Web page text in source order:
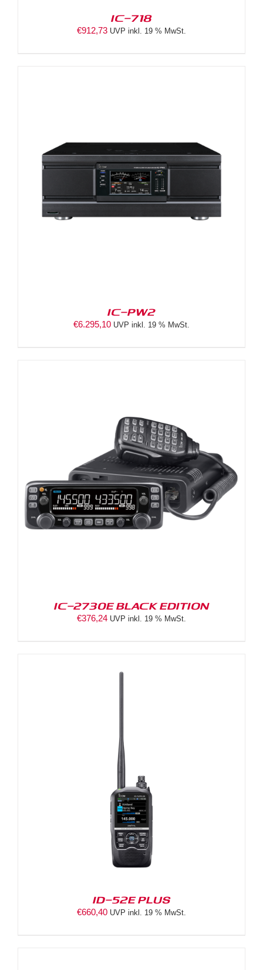
IC-718
€912,73 UVP inkl. 19 % MwSt.
IC-PW2
€6.295,10 UVP inkl. 19 % MwSt.
IC-2730E BLACK EDITION
€376,24 UVP inkl. 19 % MwSt.
ID-52E PLUS
€660,40 UVP inkl. 19 % MwSt.